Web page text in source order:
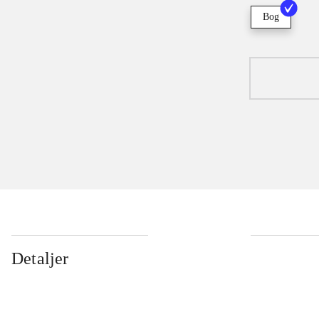
Bog
Detaljer